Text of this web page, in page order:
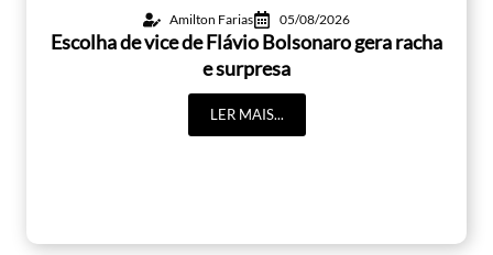
Amilton Farias 05/08/2026
Escolha de vice de Flávio Bolsonaro gera racha
e surpresa
LER MAIS...